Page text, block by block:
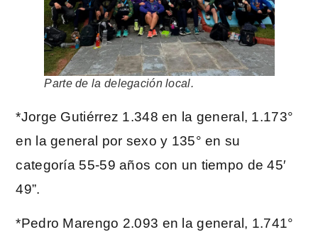
Parte de la delegación local.
*Jorge Gutiérrez 1.348 en la general, 1.173°
en la general por sexo y 135° en su
categoría 55-59 años con un tiempo de 45′
49”.
*Pedro Marengo 2.093 en la general, 1.741°